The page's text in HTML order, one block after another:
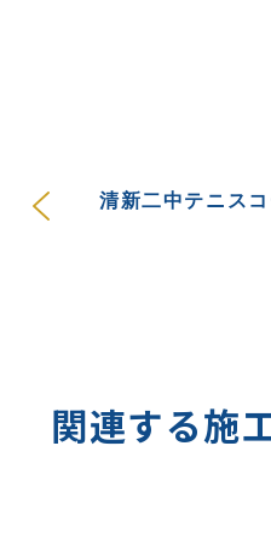
清新二中テニス
関連する施